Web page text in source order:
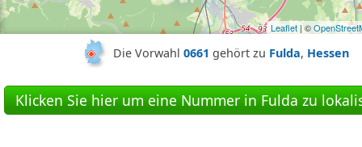
Leaflet | ©
Die Vorwahl 0661 gehört zu Fulda, Hessen
Klicken Sie hier um eine Nummer in Fulda zu